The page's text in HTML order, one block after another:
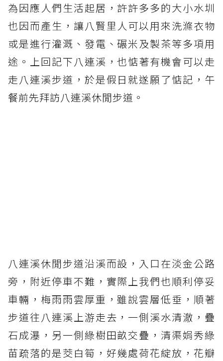
為因應人們生活起居，許許多多的大小水圳
也因而產生，讓八賢里人可以用來洗滌衣物
或是進行灌溉、發電、碾米及製茶等多項用
途。上回記下八連溪，也惦著有機會可以走
走八連溪步道，於是假日就遂願了惦記，午
餐前先拜訪八連溪休閒步道。
八連溪休閒步道沿溪而設，入口在淡金公路
旁，附近停車不難，實際上我們也順利停妥
車輛，梅雨雨雲厚重，雖說雲層低垂，順著
步道往八連溪上游走去，一側溪水清澈，疊
石成瀑，另一側綠樹田畝交疊，清渠娟秀綠
苗疏落的是茭白筍，好幾處荷花綻放，花瓣